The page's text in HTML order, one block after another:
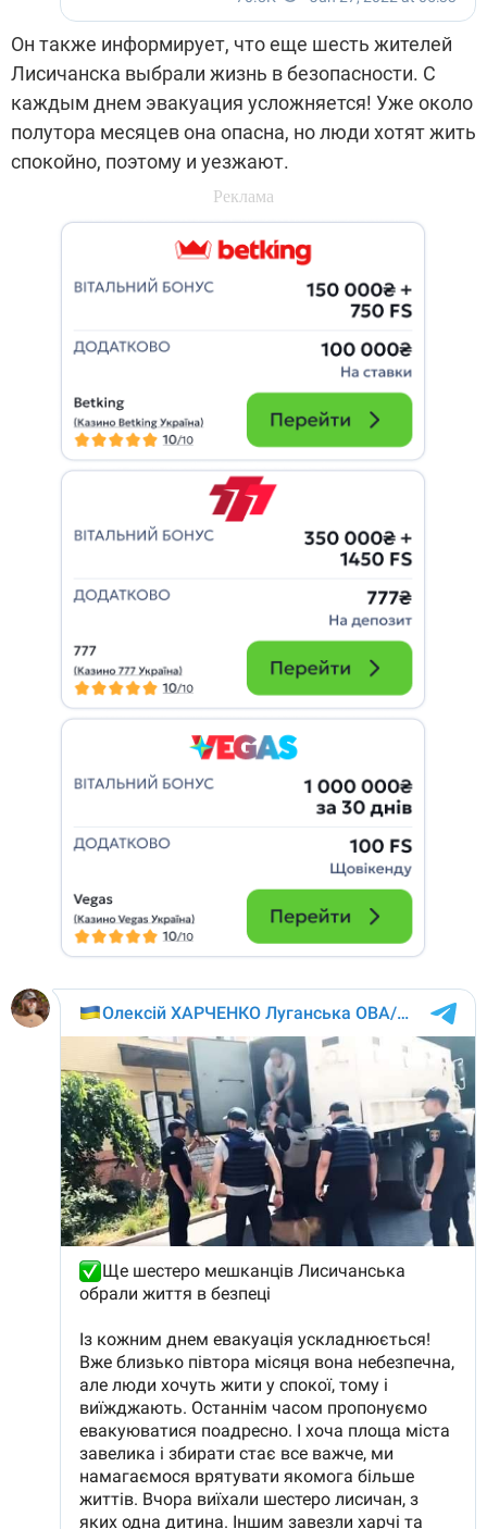
Он также информирует, что еще шесть жителей
Лисичанска выбрали жизнь в безопасности. С
каждым днем эвакуация усложняется! Уже около
полутора месяцев она опасна, но люди хотят жить
спокойно, поэтому и уезжают.